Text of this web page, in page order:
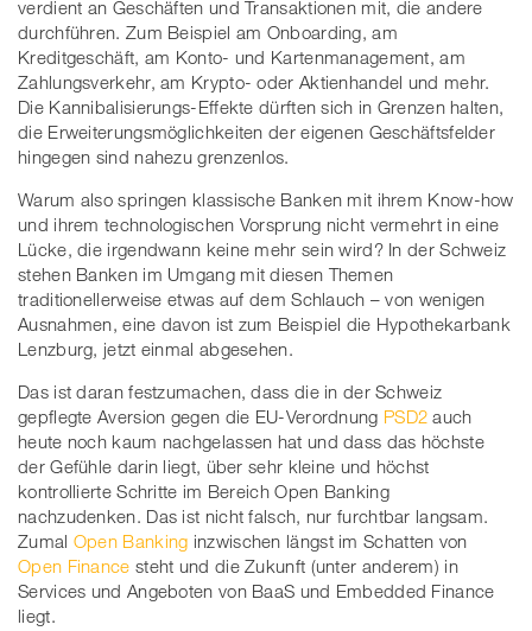
verdient an Geschäften und Transaktionen mit, die andere
durchführen. Zum Beispiel am Onboarding, am
Kreditgeschäft, am Konto- und Kartenmanagement, am
Zahlungsverkehr, am Krypto- oder Aktienhandel und mehr.
Die Kannibalisierungs-Effekte dürften sich in Grenzen halten,
die Erweiterungsmöglichkeiten der eigenen Geschäftsfelder
hingegen sind nahezu grenzenlos.
Warum also springen klassische Banken mit ihrem Know-how
und ihrem technologischen Vorsprung nicht vermehrt in eine
Lücke, die irgendwann keine mehr sein wird? In der Schweiz
stehen Banken im Umgang mit diesen Themen
traditionellerweise etwas auf dem Schlauch – von wenigen
Ausnahmen, eine davon ist zum Beispiel die Hypothekarbank
Lenzburg, jetzt einmal abgesehen.
Das ist daran festzumachen, dass die in der Schweiz
gepflegte Aversion gegen die EU-Verordnung PSD2 auch
heute noch kaum nachgelassen hat und dass das höchste
der Gefühle darin liegt, über sehr kleine und höchst
kontrollierte Schritte im Bereich Open Banking
nachzudenken. Das ist nicht falsch, nur furchtbar langsam.
Zumal Open Banking inzwischen längst im Schatten von
Open Finance steht und die Zukunft (unter anderem) in
Services und Angeboten von BaaS und Embedded Finance
liegt.